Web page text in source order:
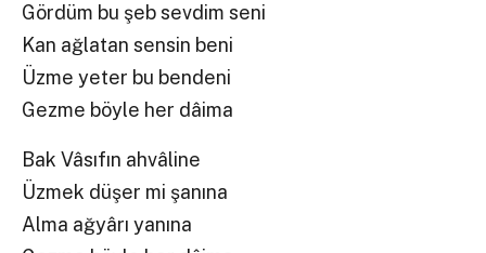
Gördüm bu şeb sevdim seni
Kan ağlatan sensin beni
Üzme yeter bu bendeni
Gezme böyle her dâima
Bak Vâsıfın ahvâline
Üzmek düşer mi şanına
Alma ağyârı yanına